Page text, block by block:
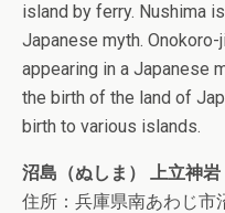
island by ferry. Nushima
Japanese myth.
appearing in a Japanese
the birth of the land of
birth to various islands.
沼島（ぬしま） 上立神岩
住所：兵庫県南あわじ市